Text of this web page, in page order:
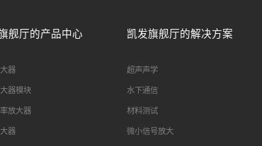
舰厅的产品中心
器
器模块
放大器
器
凯发旗舰厅的解决方案
超声声学
水下通信
材料测试
微小信号放大